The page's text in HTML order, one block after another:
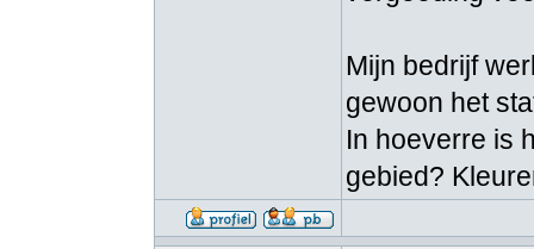
Mijn bedrijf
gewoon het
In hoeverre is
gebied?